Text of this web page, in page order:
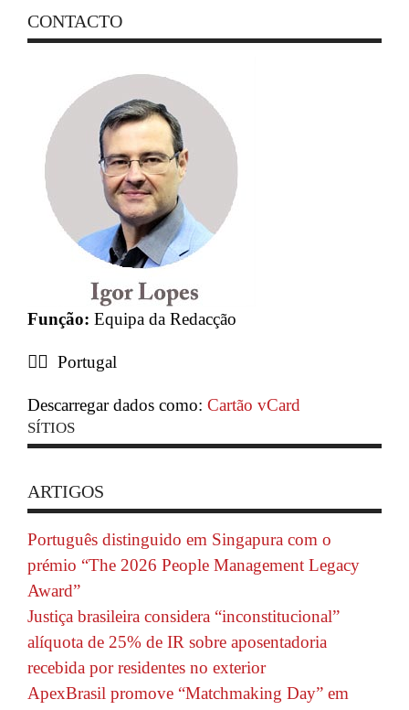
CONTACTO
Função: Equipa da Redacção
Portugal
Descarregar dados como: Cartão vCard
SÍTIOS
ARTIGOS
Português distinguido em Singapura com o
prémio “The 2026 People Management Legacy
Award”
Justiça brasileira considera “inconstitucional”
alíquota de 25% de IR sobre aposentadoria
recebida por residentes no exterior
ApexBrasil promove “Matchmaking Day” em